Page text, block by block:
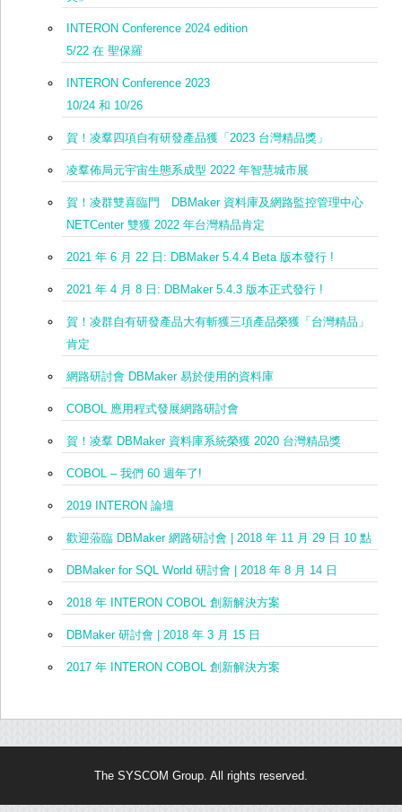
The SYSCOM Group. All rights reserved.